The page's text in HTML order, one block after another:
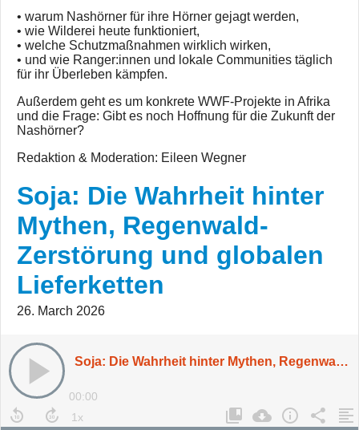
• warum Nashörner für ihre Hörner gejagt werden,
• wie Wilderei heute funktioniert,
• welche Schutzmaßnahmen wirklich wirken,
• und wie Ranger:innen und lokale Communities täglich
für ihr Überleben kämpfen.
Außerdem geht es um konkrete WWF-Projekte in Afrika
und die Frage: Gibt es noch Hoffnung für die Zukunft der
Nashörner?
Redaktion & Moderation: Eileen Wegner
Soja: Die Wahrheit hinter
Mythen, Regenwald-
Zerstörung und globalen
Lieferketten
26. March 2026
Soja: Die Wahrheit hinter Mythen, Regenwald-Zerstörung und globalen Lieferketten
00:00